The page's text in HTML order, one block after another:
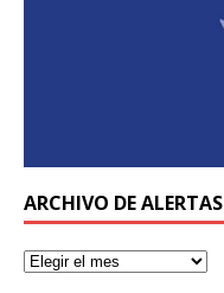
ARCHIVO DE ALERTAS